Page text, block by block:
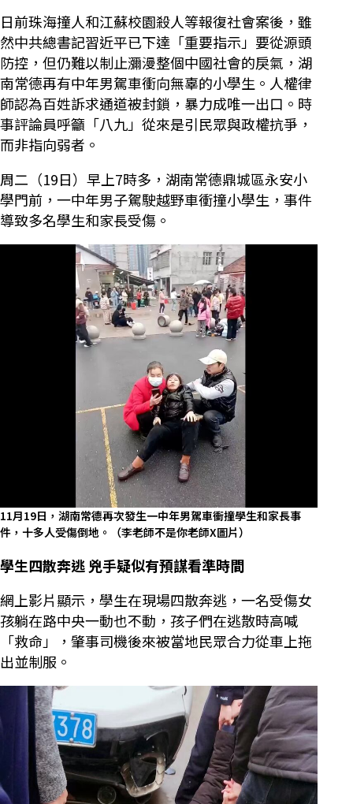
日前珠海撞人和江蘇校園殺人等報復社會案後，雖
然中共總書記習近平已下達「重要指示」要從源頭
防控，但仍難以制止瀰漫整個中國社會的戾氣，湖
南常德再有中年男駕車衝向無辜的小學生。人權律
師認為百姓訴求通道被封鎖，暴力成唯一出口。時
事評論員呼籲「八九」從來是引民眾與政權抗爭，
而非指向弱者。
周二（19日）早上7時多，湖南常德鼎城區永安小
學門前，一中年男子駕駛越野車衝撞小學生，事件
導致多名學生和家長受傷。
11月19日，湖南常德再次發生一中年男駕車衝撞學生和家長事
件，十多人受傷倒地。（李老師不是你老師X圖片）
學生四散奔逃 兇手疑似有預謀看準時間
網上影片顯示，學生在現場四散奔逃，一名受傷女
孩躺在路中央一動也不動，孩子們在逃散時高喊
「救命」，肇事司機後來被當地民眾合力從車上拖
出並制服。